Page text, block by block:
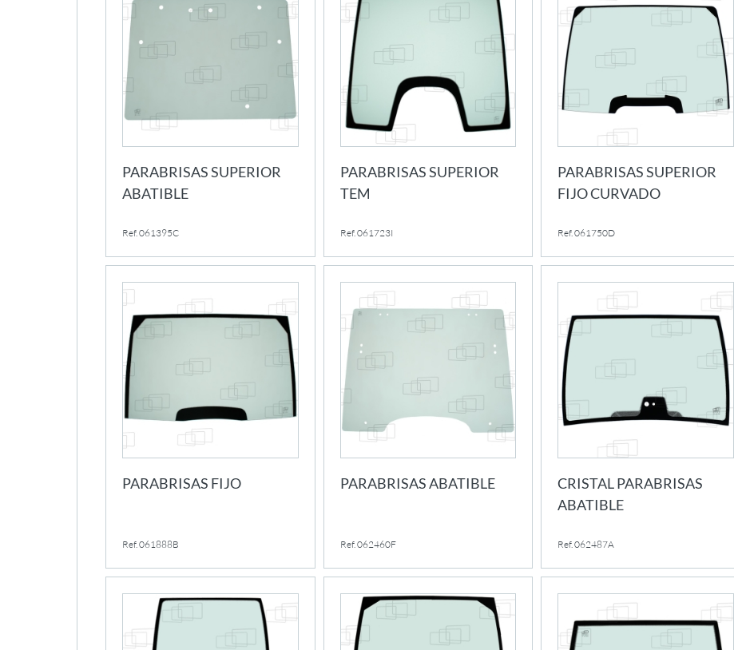
PARABRISAS SUPERIOR
ABATIBLE
Ref. 061395C
PARABRISAS SUPERIOR
TEM
Ref. 061723I
PARABRISAS SUPERIOR
FIJO CURVADO
Ref. 061750D
PARABRISAS FIJO
Ref. 061888B
PARABRISAS ABATIBLE
Ref. 062460F
CRISTAL PARABRISAS
ABATIBLE
Ref. 062487A